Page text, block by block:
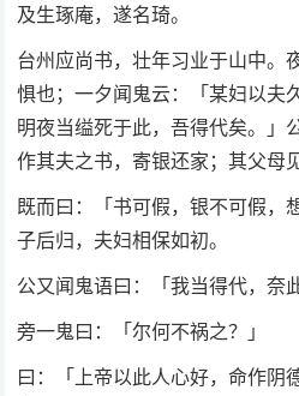
及生琢庵，遂名琦。
台州应尚书，壮年习业于山中。
惧也；一夕闻鬼云：「某妇以夫
明夜当缢死于此，吾得代矣。」
作其夫之书，寄银还家；其父母
既而曰：「书可假，银不可假，
子后归，夫妇相保如初。
公又闻鬼语曰：「我当得代，奈
旁一鬼曰：「尔何不祸之？」
曰：「上帝以此人心好，命作阴